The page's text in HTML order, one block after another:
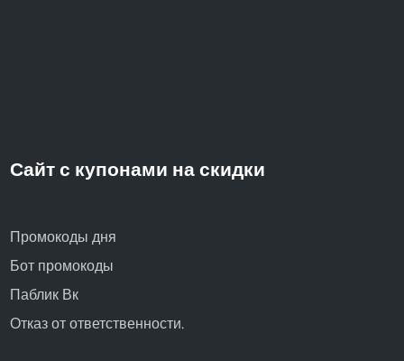
Сайт с купонами на скидки
Промокоды дня
Бот промокоды
Паблик Вк
Отказ от ответственности.